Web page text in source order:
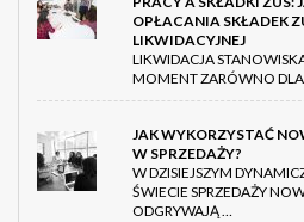
OPŁACANIA SKŁADEK
LIKWIDACYJNEJ
LIKWIDACJA
MOMENT ZARÓWNO
JAK WYKORZYSTAĆ
W SPRZEDAŻY?
W DZISIEJSZYM
ŚWIECIE SPRZEDAŻY
ODGRYWAJĄ …